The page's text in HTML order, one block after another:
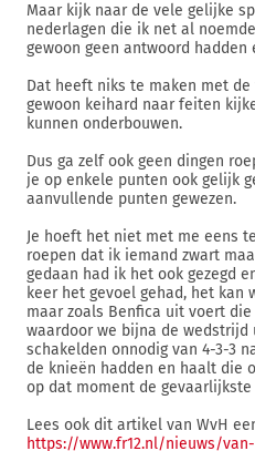
Maar kijk naar de vele gelijke
nederlagen die ik net al
gewoon geen antwoord
Dat heeft niks te maken met
gewoon keihard naar feiten
kunnen onderbouwen.
Dus ga zelf ook geen dingen
je op enkele punten ook gelijk
aanvullende punten gewezen.
Je hoeft het niet met me eens
roepen dat ik iemand zwart
gedaan had ik het ook gezegd
keer het gevoel gehad, het kan
maar zoals Benfica uit voert
waardoor we bijna de wedstrijd
schakelden onnodig van 4-3-3
de knieën hadden en haalt die
op dat moment de
Lees ook dit artikel van WvH
https://www.fr12.nl/nieuws/